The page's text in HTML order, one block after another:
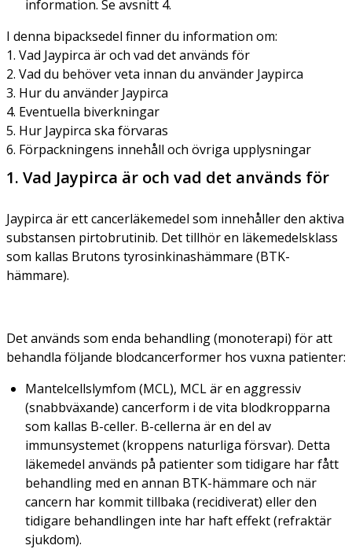
information. Se avsnitt 4.
I denna bipacksedel finner du information om:
1. Vad Jaypirca är och vad det används för
2. Vad du behöver veta innan du använder Jaypirca
3. Hur du använder Jaypirca
4. Eventuella biverkningar
5. Hur Jaypirca ska förvaras
6. Förpackningens innehåll och övriga upplysningar
1. Vad Jaypirca är och vad det används för
Jaypirca är ett cancerläkemedel som innehåller den aktiva
substansen pirtobrutinib. Det tillhör en läkemedelsklass
som kallas Brutons tyrosinkinashämmare (BTK-
hämmare).
Det används som enda behandling (monoterapi) för att
behandla följande blodcancerformer hos vuxna patienter:
Mantelcellslymfom (MCL), MCL är en aggressiv
(snabbväxande) cancerform i de vita blodkropparna
som kallas B-celler. B-cellerna är en del av
immunsystemet (kroppens naturliga försvar). Detta
läkemedel används på patienter som tidigare har fått
behandling med en annan BTK-hämmare och när
cancern har kommit tillbaka (recidiverat) eller den
tidigare behandlingen inte har haft effekt (refraktär
sjukdom).